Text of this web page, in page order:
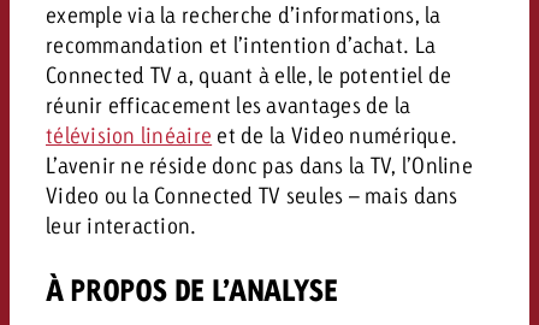
exemple via la recherche d’informations, la
recommandation et l’intention d’achat. La
Connected TV a, quant à elle, le potentiel de
réunir efficacement les avantages de la
télévision linéaire et de la Video numérique.
L’avenir ne réside donc pas dans la TV, l’Online
Video ou la Connected TV seules – mais dans
leur interaction.
À PROPOS DE L’ANALYSE